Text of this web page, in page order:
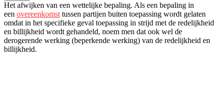
Het afwijken van een wettelijke bepaling. Als een bepaling in
een overeenkomst tussen partijen buiten toepassing wordt gelaten
omdat in het specifieke geval toepassing in strijd met de redelijkheid
en billijkheid wordt gehandeld, noem men dat ook wel de
derogerende werking (beperkende werking) van de redelijkheid en
billijkheid.